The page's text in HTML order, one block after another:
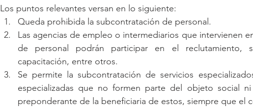
Los puntos relevantes versan en lo siguiente:
Queda prohibida la subcontratación de personal.
Las agencias de empleo o intermediarios que intervienen
de personal podrán participar en el reclutamiento,
capacitación, entre otros.
Se permite la subcontratación de servicios
especializadas que no formen parte del objeto social
preponderante de la beneficiaria de estos, siempre que el